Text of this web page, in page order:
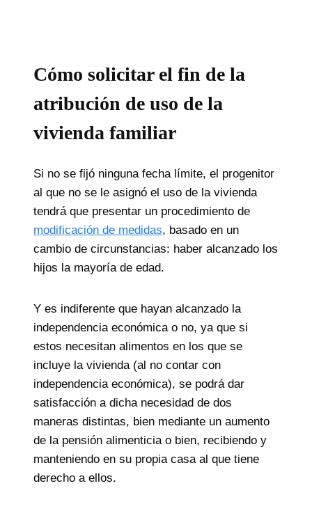
Cómo solicitar el fin de la
atribución de uso de la
vivienda familiar
Si no se fijó ninguna fecha límite, el progenitor
al que no se le asignó el uso de la vivienda
tendrá que presentar un procedimiento de
modificación de medidas, basado en un
cambio de circunstancias: haber alcanzado los
hijos la mayoría de edad.
Y es indiferente que hayan alcanzado la
independencia económica o no, ya que si
estos necesitan alimentos en los que se
incluye la vivienda (al no contar con
independencia económica), se podrá dar
satisfacción a dicha necesidad de dos
maneras distintas, bien mediante un aumento
de la pensión alimenticia o bien, recibiendo y
manteniendo en su propia casa al que tiene
derecho a ellos.